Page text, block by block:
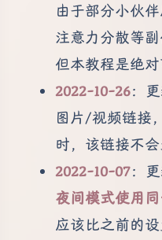
由于部分小伙
注意力分散等副
但本教程是绝对
2022-10-26：
图片/视频链接
时，该链接不会
2022-10-07：
夜间模式使用
应该比之前的